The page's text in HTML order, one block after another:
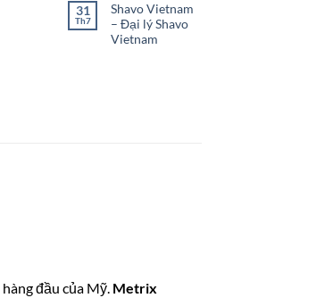
31
Th7
Shavo Vietnam
– Đại lý Shavo
Vietnam
đầu của Mỹ. Metrix